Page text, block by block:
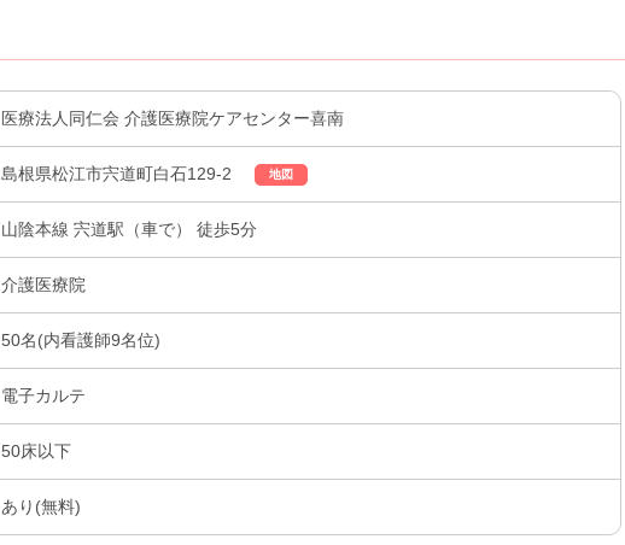
医療法人同仁会 介護医療院ケアセンター喜南
島根県松江市宍道町白石129-2 地図
山陰本線 宍道駅（車で） 徒歩5分
介護医療院
50名(内看護師9名位)
電子カルテ
50床以下
あり(無料)